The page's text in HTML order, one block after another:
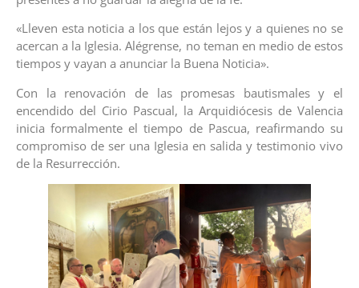
«Lleven esta noticia a los que están lejos y a quienes no se
acercan a la Iglesia. Alégrense, no teman en medio de estos
tiempos y vayan a anunciar la Buena Noticia».
Con la renovación de las promesas bautismales y el
encendido del Cirio Pascual, la Arquidiócesis de Valencia
inicia formalmente el tiempo de Pascua, reafirmando su
compromiso de ser una Iglesia en salida y testimonio vivo
de la Resurrección.